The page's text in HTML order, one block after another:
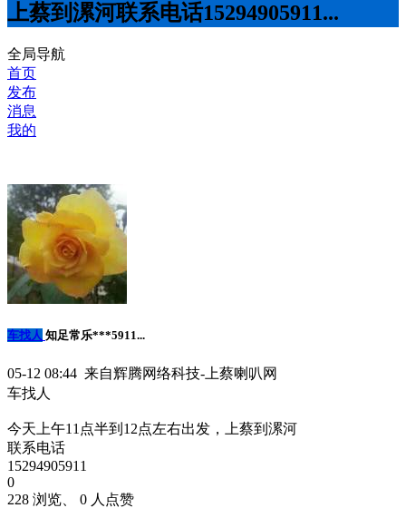
上蔡到漯河联系电话15294905911...
全局导航
首页
发布
消息
我的
车找人 知足常乐***5911...
05-12 08:44 来自辉腾网络科技-上蔡喇叭网
车找人
今天上午11点半到12点左右出发，上蔡到漯河
联系电话
15294905911
0
228 浏览、 0 人点赞